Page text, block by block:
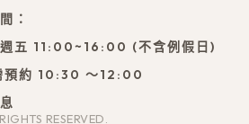
：
五 11:00~16:00 (不含例假日)
預約 10:30 ～12:00
RESERVED.